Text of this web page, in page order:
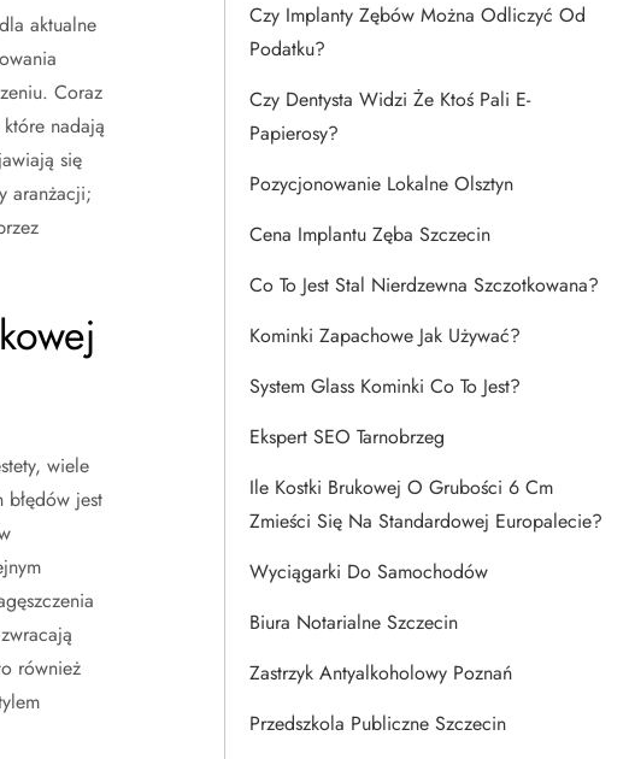
aktualne
Coraz
nadają
się
aranżacji;
wiele
błędów jest
również
Czy Implanty Zębów Można Odliczyć Od
Podatku?
Czy Dentysta Widzi Że Ktoś Pali E-
Papierosy?
Pozycjonowanie Lokalne Olsztyn
Cena Implantu Zęba Szczecin
Co To Jest Stal Nierdzewna Szczotkowana?
Kominki Zapachowe Jak Używać?
System Glass Kominki Co To Jest?
Ekspert SEO Tarnobrzeg
Ile Kostki Brukowej O Grubości 6 Cm
Zmieści Się Na Standardowej Europalecie?
Wyciągarki Do Samochodów
Biura Notarialne Szczecin
Zastrzyk Antyalkoholowy Poznań
Przedszkola Publiczne Szczecin